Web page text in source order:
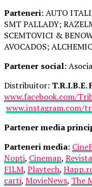
Parteneri: AUTO
SMT PALLADY;
SCEMTOVICI &
AVOCADOS;
Partener social:
Distribuitor: T.R.I.B.E.
www.facebook.com/
www.instagram.com/
Partener media
Parteneri media:
Nopți, Cinemap, Revista
FILM, Playtech,
carti, MovieNews, The